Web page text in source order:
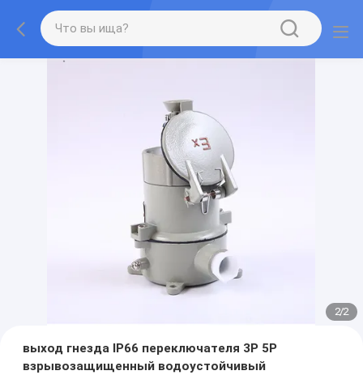
2/2
выход гнезда IP66 переключателя 3P 5P
взрывозащищенный водоустойчивый